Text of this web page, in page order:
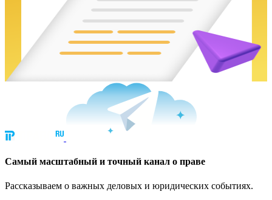
Cамый масштабный и точный канал о праве
Рассказываем о важных деловых и юридических событиях.